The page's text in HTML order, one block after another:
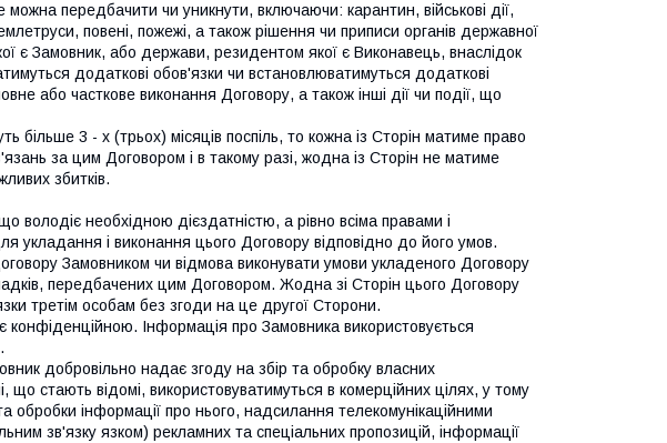
передбачити чи уникнути, включаючи: карантин, військові дії,
повені, пожежі, а також рішення чи приписи органів державної
є Замовник, або держави, резидентом якої є Виконавець, внаслідок
додаткові обов'язки чи встановлюватимуться додаткові
або часткове виконання Договору, а також інші дії чи події, що
3 - х (трьох) місяців поспіль, то кожна із Сторін матиме право
за цим Договором і в такому разі, жодна із Сторін не матиме
збитків.
володіє необхідною дієздатністю, а рівно всіма правами і
укладання і виконання цього Договору відповідно до його умов.
Замовником чи відмова виконувати умови укладеного Договору
передбачених цим Договором. Жодна зі Сторін цього Договору
третім особам без згоди на це другої Сторони.
Інформація про Замовника використовується
добровільно надає згоду на збір та обробку власних
стають відомі, використовуватимуться в комерційних цілях, у тому
обробки інформації про нього, надсилання телекомунікаційними
зв'язку язком) рекламних та спеціальних пропозицій, інформації